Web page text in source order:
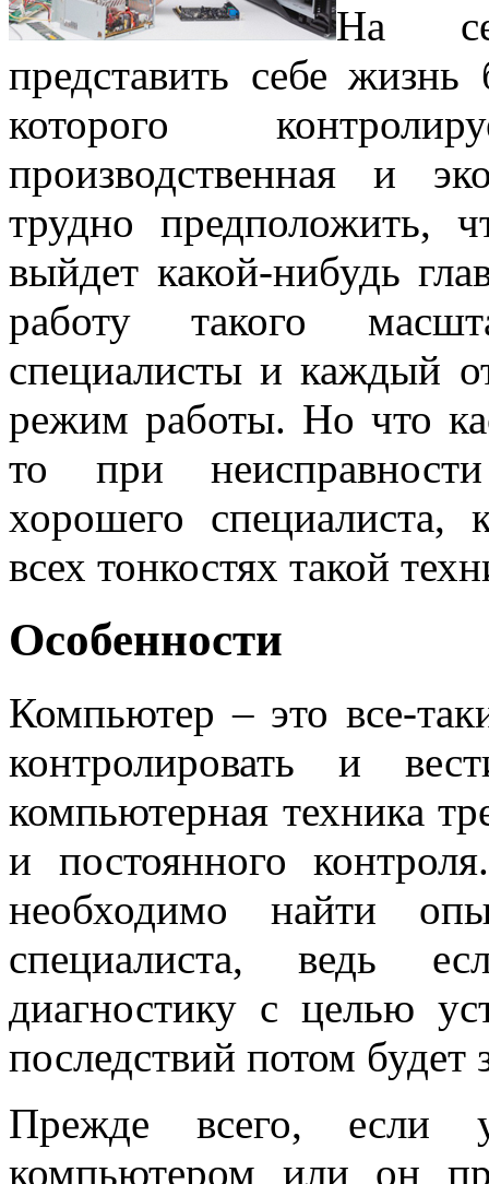
На
представить себе жизнь
которого
производственная и
трудно предположить,
выйдет какой-нибудь
работу такого
специалисты и каждый
режим работы. Но что
то при
хорошего специалиста,
всех тонкостях такой
Особенности
Компьютер – это все-
контролировать и
компьютерная техника
и постоянного
необходимо найти
специалиста, ведь
диагностику с целью
последствий потом будет
Прежде всего, если
компьютером или он